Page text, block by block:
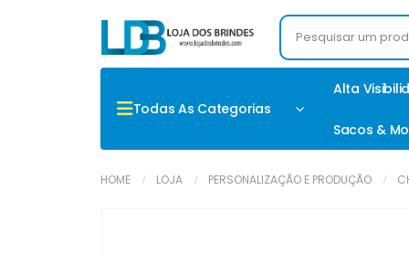
Todas As Categorias
Alta
Sacos &
HOME LOJA PERSONALIZAÇÃO E PRODUÇÃO